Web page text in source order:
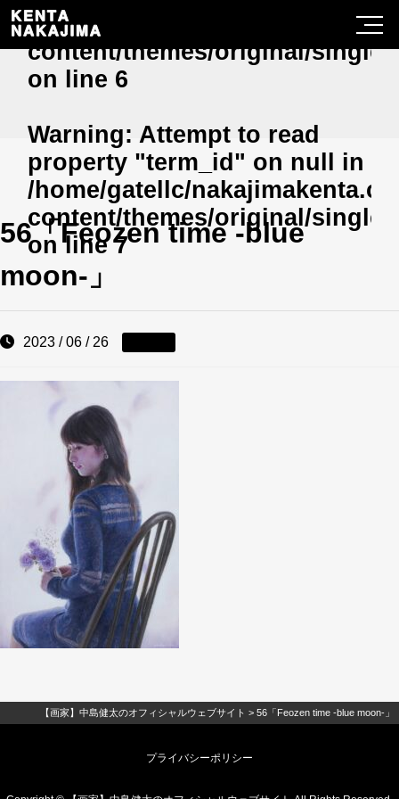
/home/gatellc/
content/themes/original/
on line 6
Warning: Attempt to read
property "term_id" on null in
/home/gatellc/
content/themes/original/
on line7
56「Feozen time -blue
moon-」
2023 / 06 / 26
【画家】中島健太のオフィシャルウェブサイト > 56「Feozen time -blue moon-」
プライバシーポリシー